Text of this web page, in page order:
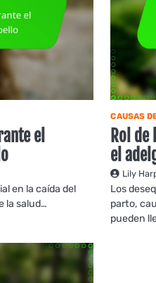
el
en la caída del
la salud…
CAUSAS
Rol
el
Lily
Los
parto,
pueden